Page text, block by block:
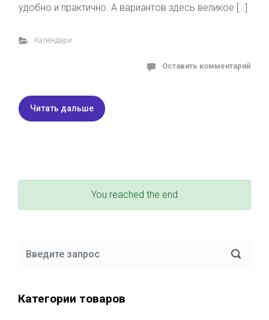
удобно и практично. А вариантов здесь великое […]
Календари
Оставить комментарий
Читать дальше
You reached the end
Категории товаров